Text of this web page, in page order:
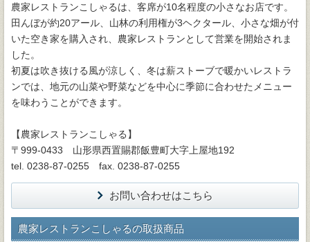
農家レストランこしゃるは、客席が10名程度の小さなお店です。
田んぼが約20アール、山林の利用権が3ヘクタール、小さな畑が付
いた空き家を購入され、農家レストランとして営業を開始されま
した。
初夏は吹き抜ける風が涼しく、冬は薪ストーブで暖かいレストラ
ンでは、地元の山菜や野菜などを中心に季節に合わせたメニュー
を味わうことができます。
【農家レストランこしゃる】
〒999-0433 山形県西置賜郡飯豊町大字上屋地192
tel. 0238-87-0255 fax. 0238-87-0255
お問い合わせはこちら
農家レストランこしゃるの取扱商品